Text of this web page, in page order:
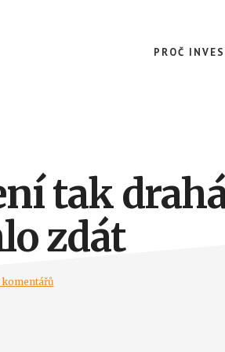
PROČ
tak
zdát
komentářů